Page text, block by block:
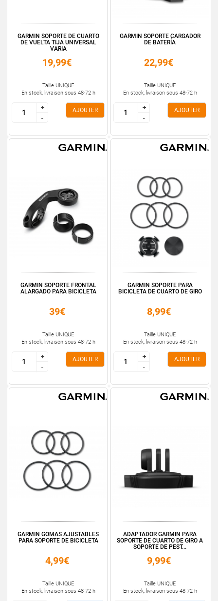
GARMIN SOPORTE DE CUARTO
DE VUELTA TIJA UNIVERSAL
VARIA
19,99€
Taille UNIQUE
En stock, livraison sous 48-72 h
+
-
+
-
AJOUTER
GARMIN SOPORTE CARGADOR
DE BATERÍA
22,99€
Taille UNIQUE
En stock, livraison sous 48-72 h
+
-
+
-
AJOUTER
GARMIN SOPORTE FRONTAL
ALARGADO PARA BICICLETA
39€
Taille UNIQUE
En stock, livraison sous 48-72 h
+
-
+
-
AJOUTER
GARMIN SOPORTE PARA
BICICLETA DE CUARTO DE GIRO
8,99€
Taille UNIQUE
En stock, livraison sous 48-72 h
+
-
+
-
AJOUTER
GARMIN GOMAS AJUSTABLES
PARA SOPORTE DE BICICLETA
4,99€
Taille UNIQUE
En stock, livraison sous 48-72 h
ADAPTADOR GARMIN PARA
SOPORTE DE CUARTO DE GIRO A
SOPORTE DE PEST...
9,99€
Taille UNIQUE
En stock, livraison sous 48-72 h